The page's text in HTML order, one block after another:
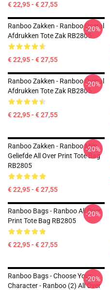
€ 22,95 - € 27,55
Ranboo Zakken - Ranboo Overal
Afdrukken Tote Zak RB2805
€ 22,95 - € 27,55
-20%
Ranboo Zakken - Ranboo Overal
Afdrukken Tote Zak RB2805
€ 22,95 - € 27,55
-20%
Ranboo Zakken - Ranboo Mijn
Geliefde All Over Print Tote Bag
RB2805
€ 22,95 - € 27,55
-20%
Ranboo Bags - Ranboo All Over
Print Tote Bag RB2805
€ 22,95 - € 27,55
-20%
Ranboo Bags - Choose Your
Character - Ranboo (2) All Over
-20%